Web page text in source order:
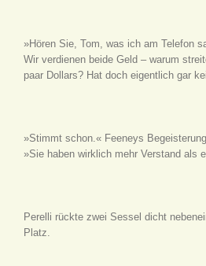
»Hören Sie, Tom, was ich am Telefon
Wir verdienen beide Geld – warum
paar Dollars? Hat doch eigentlich gar
»Stimmt schon.« Feeneys
»Sie haben wirklich mehr Verstand als
Perelli rückte zwei Sessel dicht
Platz.